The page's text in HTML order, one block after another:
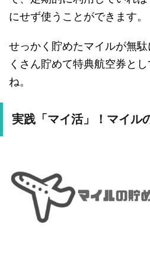
にせず使うことができます。
せっかく貯めたマイルが無
くさん貯めて特典航空券と
ね。
実践「マイ活」！マイル